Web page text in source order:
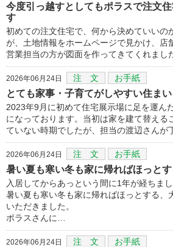
今度引っ越すとしてもポラスで注文
す
初めての注文住宅で、何から決めていいの
が、土地情報をホームページで見かけ、店
営業担当の方が図面を作ってきてくれまし
2026年06月24日 注 文 お手紙
とても家事・子育てがしやすい住まい
2023年9月に初めて住宅展示場に足を運ん
になっております。当初は家を建て替える
ていない時期でしたが、担当の渡辺さんが
2026年06月24日 注 文 お手紙
暑い夏も寒い冬も家に帰ればほっとす
入居してからあっという間に1年が経ちまし
暑い夏も寒い冬も家に帰ればほっとする、
いただきました。
ポラスさんに…
2026年06月24日 注 文 お手紙